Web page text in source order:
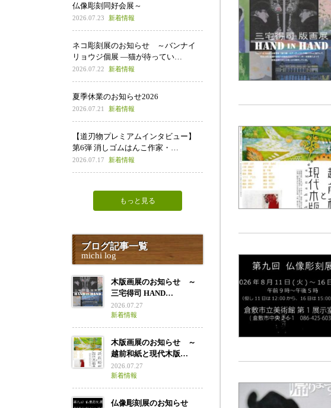
仏像彫刻同好会展～
2026.07.23 新着情報
ネコ彫刻展のお知らせ ～バンナイ
リョウジ個展 ―猫が待ってい…
2026.07.22 新着情報
夏季休業のお知らせ2026
2026.07.21 新着情報
【道刃物プレミアムインタビュー】
第6弾 消しゴムはんこ作家・…
2026.07.17 新着情報
もっと見る
ブログ記事一覧
michi log
木版画展のお知らせ ～
三宅得司 HAND…
2026.07.27
新着情報
木版画展のお知らせ ～
越前和紙と現代木版…
2026.07.27
新着情報
仏像彫刻展のお知らせ